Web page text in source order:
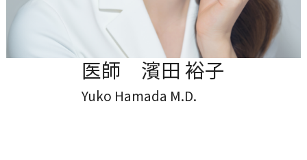
医師 濱田 裕子
Yuko Hamada M.D.